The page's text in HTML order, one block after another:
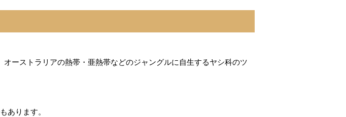
ーストラリアの熱帯・亜熱帯などのジャングルに自生するヤシ科のツ
あります。